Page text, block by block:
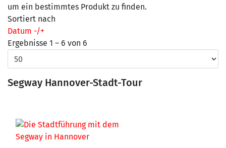
um ein bestimmtes Produkt zu finden.
Sortiert nach
Datum -/+
Ergebnisse 1 – 6 von 6
Segway Hannover-Stadt-Tour